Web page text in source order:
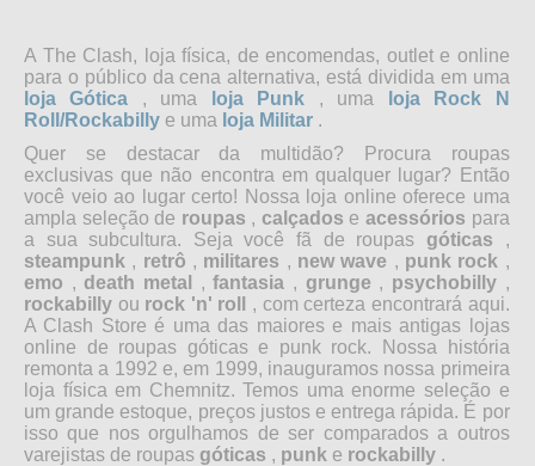
A The Clash, loja física, de encomendas, outlet e online
para o público da cena alternativa, está dividida em uma
loja Gótica , uma loja Punk , uma
loja Rock N
Roll/Rockabilly e uma loja Militar .
Quer se destacar da multidão? Procura roupas
exclusivas que não encontra em qualquer lugar? Então
você veio ao lugar certo! Nossa loja online oferece uma
ampla seleção de roupas , calçados eacessórios para
a sua subcultura. Seja você fã de roupas góticas ,
steampunk , retrô , militares , new wave , punk rock ,
emo ,death metal ,fantasia , grunge , psychobilly,
rockabilly ou rock 'n' roll
, com certeza encontrará aqui.
A Clash Store é uma das maiores e mais antigas lojas
online de roupas góticas e punk rock. Nossa história
remonta a 1992 e, em 1999, inauguramos nossa primeira
loja física em Chemnitz. Temos uma enorme seleção e
um grande estoque, preços justos e entrega rápida. É por
isso que nos orgulhamos de ser comparados a outros
varejistas de roupas góticas , punk e rockabilly .